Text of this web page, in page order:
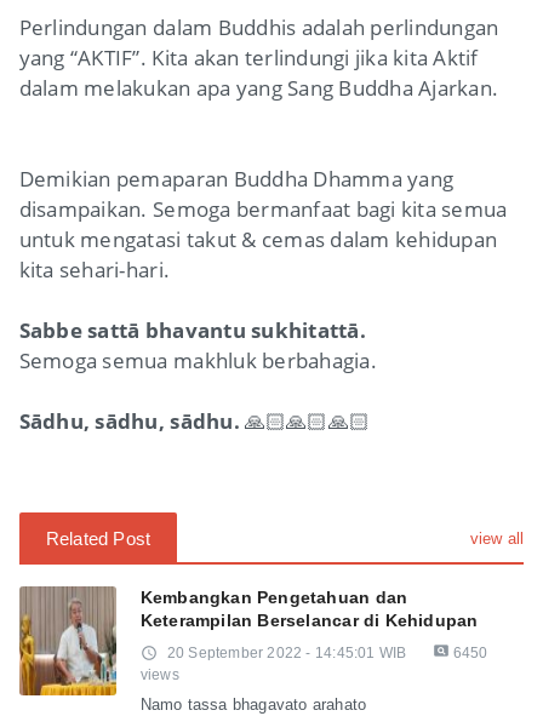
Perlindungan dalam Buddhis adalah perlindungan
yang “AKTIF”. Kita akan terlindungi jika kita Aktif
dalam melakukan apa yang Sang Buddha Ajarkan.
Demikian pemaparan Buddha Dhamma yang
disampaikan. Semoga bermanfaat bagi kita semua
untuk mengatasi takut & cemas dalam kehidupan
kita sehari-hari.
Sabbe sattā bhavantu sukhitattā.
Semoga semua makhluk berbahagia.
Sādhu, sādhu, sādhu. 🙏🏻🙏🏻🙏🏻
Related Post view all
Kembangkan Pengetahuan dan
Keterampilan Berselancar di Kehidupan
access_time 20 September 2022 - 14:45:01 WIB pageview 6450
views
Namo tassa bhagavato arahato